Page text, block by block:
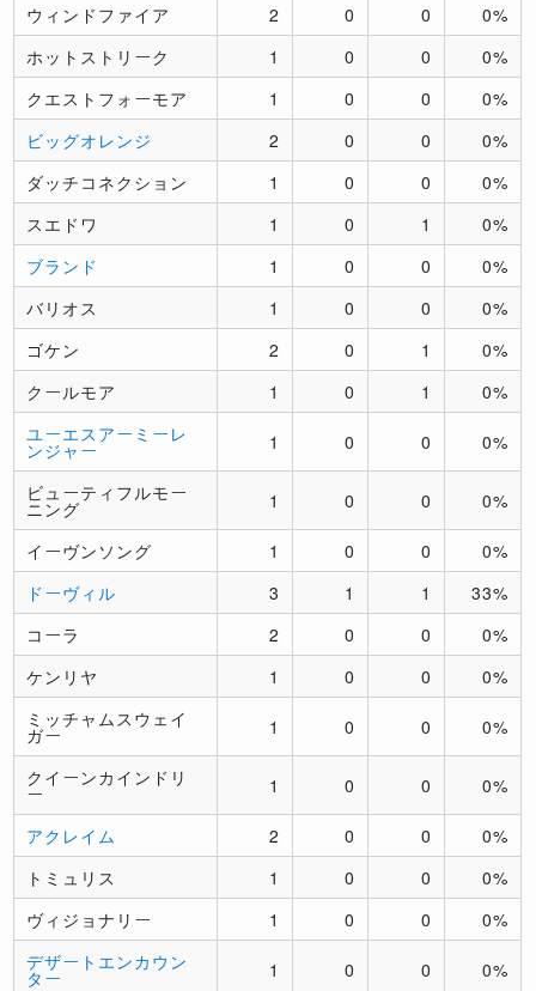
ウィンドファイア
2 0 0
0%
ホットストリーク
1 0 0
0%
クエストフォーモア
1 0 0
0%
ビッグオレンジ
2 0 0
0%
ダッチコネクション
1 0 0
0%
スエドワ
1 0 1
0%
ブランド
1 0 0
0%
バリオス
1 0 0
0%
ゴケン
2 0 1
0%
クールモア
1 0 1
0%
ユーエスアーミーレ
ンジャー 1 0 0 0%
ビューティフルモー
ニング 1 0 0 0%
イーヴンソング 1 0 0
0%
ドーヴィル
3 1 1
33%
コーラ
2 0 0
0%
ケンリヤ
1 0 0
0%
ミッチャムスウェイ
ガー 1 0 0 0%
クイーンカインドリ
ー 1 0 0 0%
アクレイム 2 0 0
0%
トミュリス
1 0 0
0%
ヴィジョナリー
1 0 0
0%
デザートエンカウン
ター 1 0 0 0%